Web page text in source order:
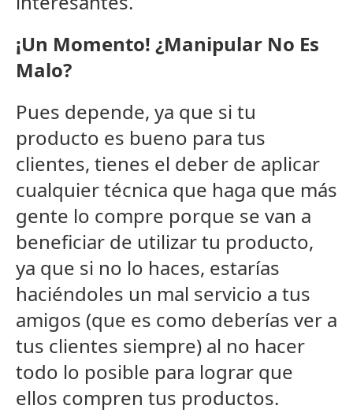
¡Un Momento! ¿Manipular No Es
Malo?
Pues depende, ya que si tu
producto es bueno para tus
clientes, tienes el deber de aplicar
cualquier técnica que haga que más
gente lo compre porque se van a
beneficiar de utilizar tu producto,
ya que si no lo haces, estarías
haciéndoles un mal servicio a tus
amigos (que es como deberías ver a
tus clientes siempre) al no hacer
todo lo posible para lograr que
ellos compren tus productos.